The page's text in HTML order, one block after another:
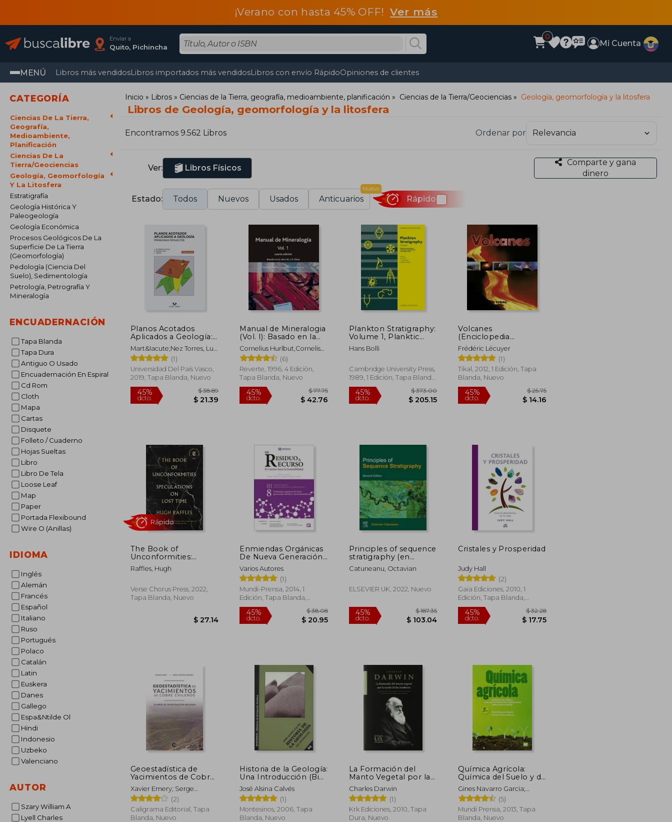
¡Verano con hasta 45% OFF!Ver más
Enviar a
Quito, Pichincha
0
Mi Cuenta
MENÚ Libros más vendidosLibros importados más vendidosLibros con envío RápidoOpiniones de clientes
CATEGORÍA
Ciencias De La Tierra,
Geografía,
Medioambiente,
Planificación
Ciencias De La
Tierra/Geociencias
Geología, Geomorfología
Y La Litosfera
Estratigrafía
Geología Histórica Y
Paleogeología
Geología Económica
Procesos Geológicos De La
Superficie De La Tierra
(Geomorfología)
Pedología (Ciencia Del
Suelo), Sedimentología
Petrología, Petrografía Y
Mineralogía
ENCUADERNACIÓN
Tapa Blanda
Tapa Dura
Antiguo O Usado
Encuadernación En Espiral
Cd Rom
Cloth
Mapa
Cartas
Disquete
Folleto / Cuaderno
Hojas Sueltas
Libro
Libro De Tela
Loose Leaf
Map
Paper
Portada Flexibound
Wire O (Anillas)
IDIOMA
Inglés
Alemán
Francés
Español
Italiano
Ruso
Portugués
Polaco
Catalán
Latin
Euskera
Danes
Gallego
Espa&Ntilde Ol
Hindi
Indonesio
Uzbeko
Valenciano
AUTOR
Szary William A
Lyell Charles
Inicio Libros Ciencias de la Tierra, geografía, medioambiente, planificación Ciencias de la Tierra/Geociencias Geología, geomorfología y la litosfera
Libros de Geología, geomorfología y la litosfera
Encontramos 9.562 Libros Ordenar por
Ver: Libros Físicos
Comparte y gana
dinero
Estado: Todos Nuevos Usados Anticuarios
Nuevo
Rápido
Planos Acotados
Aplicados a Geología:
Problemas Resueltos
Mart&Iacute;Nez Torres, Luis
Miguel; Ram&Oacute;N
Lluch, Rafael; Eguiluz
Alarc&Oacute;N, Luis
(1)
Universidad Del País Vasco,
2019, Tapa Blanda, Nuevo
Manual de Mineralogia
(Vol. I): Basado en la
Obra de j. De Dana (4ª
Ed. ):
Cornelius Hurlbut,Cornelis
Klein
(6)
Reverte, 1996, 4 Edición,
Tapa Blanda, Nuevo
$ 42.76
Plankton Stratigraphy:
Volume 1, Planktic
Foraminifera,
Calcareous
Calpionellids
Paperback: Planktic
CalcareousN V. 1
(Cambridge Earth
Hans Bolli
Cambridge University Press,
1989, 1 Edición, Tapa Blanda,
Nuevo
$ 205.15
Volcanes
(Enciclopedia
Universal)
Frédéric Lécuyer
(1)
Tikal, 2012, 1 Edición, Tapa
Blanda, Nuevo
The Book of
Unconformities:
Speculations on Lost
Time (en Inglés)
Raffles, Hugh
Verse Chorus Press, 2022,
Tapa Blanda, Nuevo
Enmiendas Orgánicas
De Nueva Generación:
Biochar Y Otras
Biomoléculas III.8
Varios Autores
(1)
Mundi-Prensa, 2014, 1
Edición, Tapa Blanda,
Nuevo
45%
dcto.
Principles of sequence
stratigraphy (en
Inglés)
Catuneanu, Octavian
ELSEVIER UK, 2022, Nuevo
45%
dcto. $ 103.04
Cristales y Prosperidad
Judy Hall
(2)
Gaia Ediciones, 2010, 1
Edición, Tapa Blanda,
Nuevo
45%
dcto.
Geoestadística de
Yacimientos de Cobre
Chilenos: 35 Años de
Investigación Aplicada
(Caligrama)
Xavier Emery; Serge
Antoine
(2)
Caligrama Editorial, Tapa
Blanda, Nuevo
Historia de la Geología:
Una Introducción (Bib.
Divulgacion Tematica)
José Alsina Calvés
(1)
Montesinos, 2006, Tapa
Blanda, Nuevo
La Formación del
Manto Vegetal por la
Acción de las
Lombrices
Charles Darwin
(1)
Krk Ediciones, 2010, Tapa
Dura, Nuevo
Química Agrícola:
Química del Suelo y de
los Nutrientes
Esenciales Para las
Plantas (Agricultura)
Gines Navarro Garcia;
Sim&Oacute;N Navarro
García
(5)
Mundi Prensa, 2013, Tapa
Blanda, Nuevo